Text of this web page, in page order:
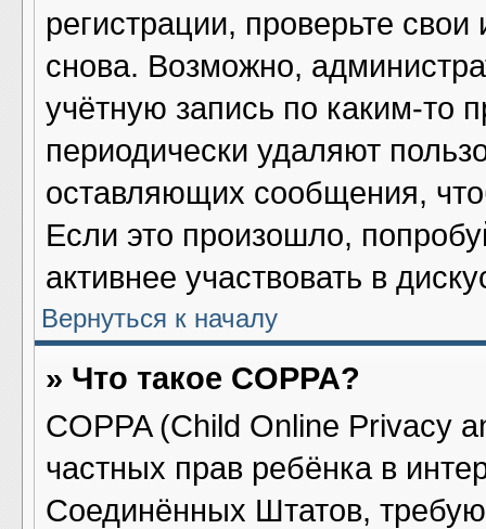
регистрации, проверьте
снова. Возможно,
учётную запись по каким-то
периодически удаляют
оставляющих сообщения,
Если это произошло,
активнее участвовать в
Вернуться к началу
» Что такое COPPA?
COPPA (Child Online Privacy
частных прав ребёнка в
Соединённых Штатов,